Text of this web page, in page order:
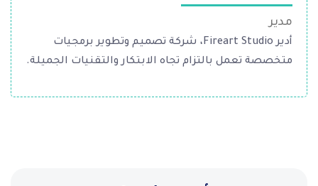
مدير
أدير Fireart Studio، شركة تصميم وتطوير برمجيات
متخصصة تعمل بالتزام تجاه الابتكار والتقنيات الجميلة.